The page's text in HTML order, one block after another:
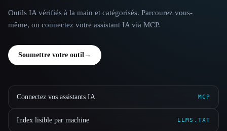
Outils IA vérifiés à la main et catégorisés. Parcourez vous-
même, ou connectez votre assistant IA via MCP.
Soumettre votre outil→
Connectez vos assistants IA MCP
Index lisible par machine LLMS.TXT